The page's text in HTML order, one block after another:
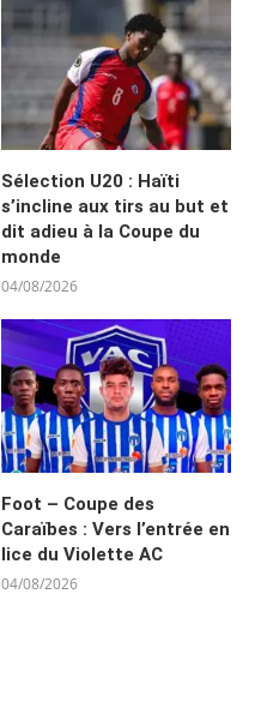
Sélection U20 : Haïti
s’incline aux tirs au but et
dit adieu à la Coupe du
monde
04/08/2026
Foot – Coupe des
Caraïbes : Vers l’entrée en
lice du Violette AC
04/08/2026